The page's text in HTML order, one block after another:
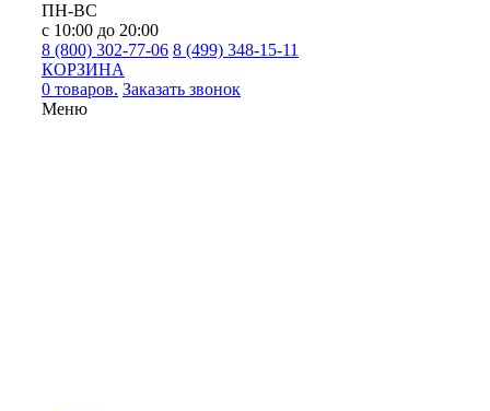
ПН-ВС
с 10:00 до 20:00
8 (800) 302-77-06 8 (499) 348-15-11
КОРЗИНА
0 товаров. Заказать звонок
Меню